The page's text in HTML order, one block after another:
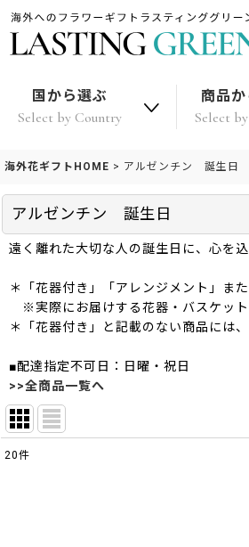
国から選ぶ
Select by Country
商品
Select
海外花ギフトHOME > アルゼンチン 誕生日
アルゼンチン 誕生日
遠く離れた大切な人の誕生日に、心を
＊「花器付き」「アレンジメント」ま
※実際にお届けする花器・バスケット
＊「花器付き」と記載のない商品には
■配達指定不可日：日曜・祝日
>>全商品一覧へ
20件